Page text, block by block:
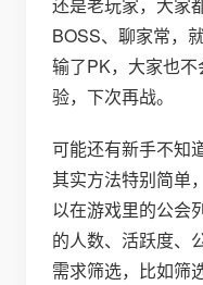
还是老玩家，大家
BOSS、聊家常，
输了PK，大家也
验，下次再战。
可能还有新手不知
其实方法特别简单
以在游戏里的公会
的人数、活跃度、
需求筛选，比如筛